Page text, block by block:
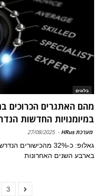
בלוגים
מהם האתגרים הכרוכים
במיומנויות החדשות
מערכת HRus -
27/08/2025
גאלופ: כ-32%
בארבע השנים האחרונות
3